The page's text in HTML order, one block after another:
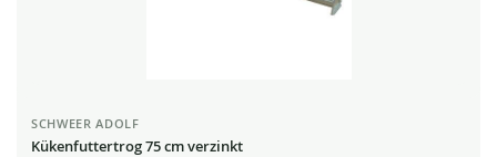
SCHWEER ADOLF
Kükenfuttertrog 75 cm verzinkt